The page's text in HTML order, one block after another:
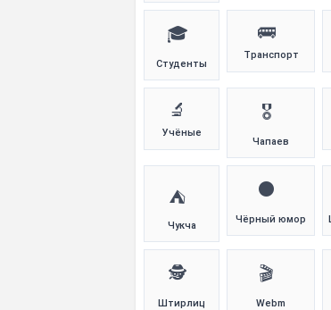
🎓
Студенты
🚌
Транспорт
🔬
Учёные
🎖️
Чапаев
⛺
Чукча
⚫
Чёрный юмор
🕵️
Штирлиц
🎬
Webm